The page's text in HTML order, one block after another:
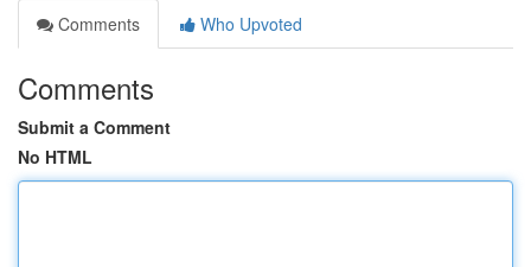
Comments
Who Upvoted
Comments
Submit a Comment
No HTML